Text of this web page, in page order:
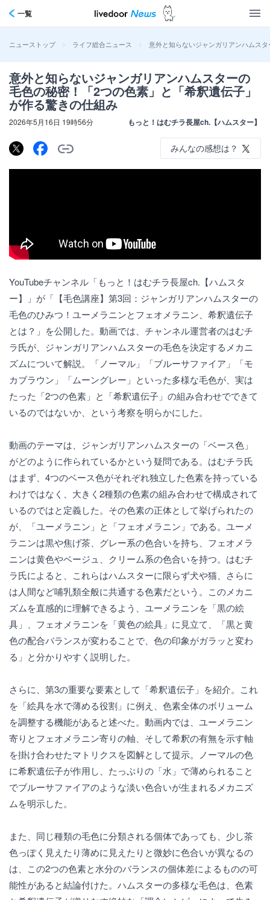
一覧
ニューストップ > ライフ総合ニュース > 意外と知らないジャンガリアンハムス
意外と知らないジャンガリアンハムスターの
毛色の秘密！「2つの色素」と「希釈遺伝子」
が作る驚きの仕組み
2026年5月16日 19時56分 もっと！はむチラ長屋ch.【ハムスター】
みんなの感想は？
YouTubeチャンネル「もっと！はむチラ長屋ch.【ハムスタ
ー】」が「【毛色講座】第3回：ジャンガリアンハムスターの
毛色のひみつ！ユーメラニンとフェオメラニン、希釈遺伝子
とは？」を公開した。動画では、チャンネル運営者のはむチ
ラ氏が、ジャンガリアンハムスターの毛色を決定するメカニ
ズムについて解説。「ノーマル」「ブルーサファイア」「モ
カブラウン」「ムーングレー」といった多様な毛色が、実は
たった「2つの色素」と「希釈遺伝子」の組み合わせでできて
いるのではないか、という考察を明らかにした。
動画のテーマは、ジャンガリアンハムスターの「ベース色」
がどのように作られているかという疑問である。はむチラ氏
はまず、4つのベース色がそれぞれ独立した色素を持っている
わけではなく、大きく2種類の色素の組み合わせで構成されて
いるのではと定義した。その色素の正体として挙げられたの
が、「ユーメラニン」と「フェオメラニン」である。ユーメ
ラニンは黒や焦げ茶、グレー系の色合いを持ち、フェオメラ
ニンは黄色やベージュ、クリーム系の色合いを持つ。はむチ
ラ氏によると、これらはハムスターに限らず犬や猫、さらに
は人間など哺乳類全般に共通する色素だという。このメカニ
ズムを直感的に理解できるよう、ユーメラニンを「黒の絵
具」、フェオメラニンを「黄色の絵具」に見立て、「黒と黄
色の配合バランスが変わることで、色の印象がガラッと変わ
る」と分かりやすく説明した。
さらに、第3の重要な要素として「希釈遺伝子」を紹介。これ
を「絵具を水で薄める役割」に例え、色素全体のボリューム
を調整する機能があると述べた。動画内では、ユーメラニン
寄りとフェオメラニン寄りの軸、そして希釈の有無を示す軸
を掛け合わせたマトリクスを図解として提示。ノーマルの色
に希釈遺伝子が作用し、たっぷりの「水」で薄められること
でブルーサファイアのような淡い色合いが生まれるメカニズ
ムを明示した。
また、同じ種類の毛色に分類される個体であっても、少し茶
色っぽく見えたり薄めに見えたりと微妙に色合いが異なるの
は、この2つの色素と水分のバランスの個体差によるものの可
能性があると結論付けた。ハムスターの多様な毛色は、色素